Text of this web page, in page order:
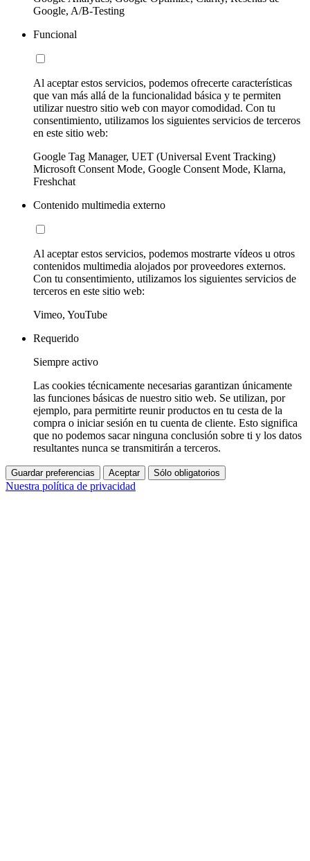
Google, A/B-Testing
Funcional
Al aceptar estos servicios, podemos ofrecerte características
que van más allá de la funcionalidad básica y te permiten
utilizar nuestro sitio web con mayor comodidad. Con tu
consentimiento, utilizamos los siguientes servicios de terceros
en este sitio web:
Google Tag Manager, UET (Universal Event Tracking)
Microsoft Consent Mode, Google Consent Mode, Klarna,
Freshchat
Contenido multimedia externo
Al aceptar estos servicios, podemos mostrarte vídeos u otros
contenidos multimedia alojados por proveedores externos.
Con tu consentimiento, utilizamos los siguientes servicios de
terceros en este sitio web:
Vimeo, YouTube
Requerido
Siempre activo
Las cookies técnicamente necesarias garantizan únicamente
las funciones básicas de nuestro sitio web. Se utilizan, por
ejemplo, para permitirte reunir productos en tu cesta de la
compra o iniciar sesión en tu cuenta de cliente. Esto significa
que no podemos sacar ninguna conclusión sobre ti y los datos
resultantes nunca se transmitirán a terceros.
Guardar preferencias Aceptar Sólo obligatorios
Nuestra política de privacidad